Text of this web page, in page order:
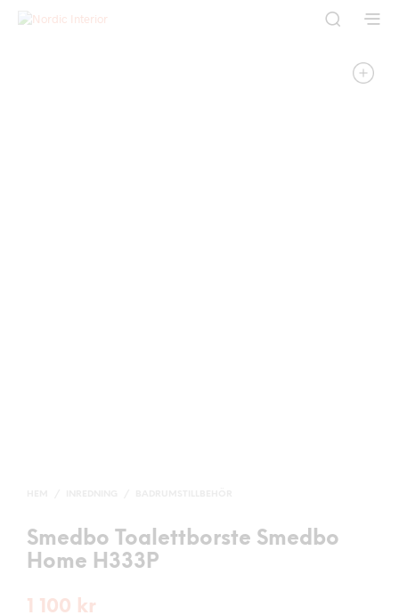
Smedbo Toalettborste Smedbo
Home H333P
1 100 kr